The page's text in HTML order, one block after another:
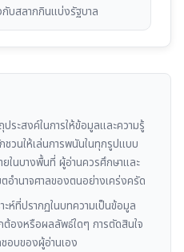
บสลากกินแบ่งรัฐบาล
ระสงค์ในการให้ข้อมูลและความรู้
ชวนให้เล่นการพนันในทุกรูปแบบ
ในบางพื้นที่ ผู้อ่านควรศึกษาและ
อำนาจศาลของตนอย่างเคร่งครัด
ห์ที่ปรากฏในบทความเป็นข้อมูล
ต้องหรือผลลัพธ์ใดๆ การตัดสินใจ
อบของผู้อ่านเอง